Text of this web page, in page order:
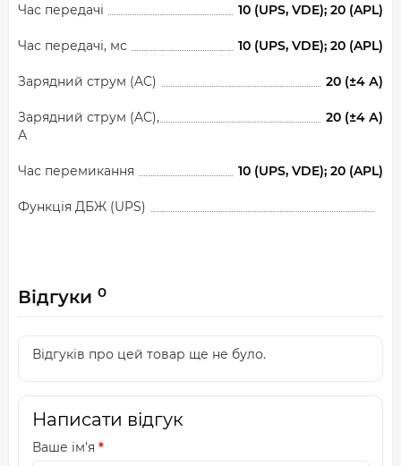
Час передачі 10 (UPS, VDE); 20 (APL)
Час передачі, мс 10 (UPS, VDE); 20 (APL)
Зарядний струм (AC) 20 (±4 А)
Зарядний струм (AC),
А
20 (±4 А)
Час перемикання 10 (UPS, VDE); 20 (APL)
Функція ДБЖ (UPS)
Відгуки 0
Відгуків про цей товар ще не було.
Написати відгук
Ваше ім’я